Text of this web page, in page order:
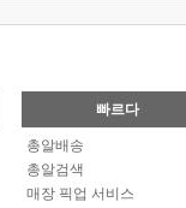
빠르다
총알배송
총알검색
매장 픽업 서비스